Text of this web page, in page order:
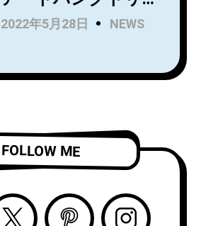
ース！Wet LegのUS
公演でオープニング
ツアーのオープニン
Rip Roomが、
Spartan Recordsよ
LP『Alight and
「Complication」の
ビデオを公開！
2022年5月28日 NEWS
FOLLOW ME